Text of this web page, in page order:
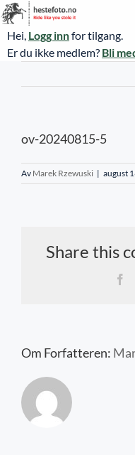
Skip
to
content
Hei, Logg innfor tilgang.
Er du ikke medlem? Bli
Øvrevoll treningsdager
NoARK
ov-20240815-5
Av Marek Rzewuski | august
Share this
Om Forfatteren: